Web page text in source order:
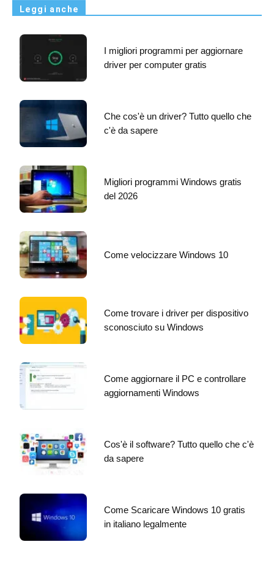
Leggi anche
I migliori programmi per aggiornare
driver per computer gratis
Che cos'è un driver? Tutto quello che
c'è da sapere
Migliori programmi Windows gratis
del 2026
Come velocizzare Windows 10
Come trovare i driver per dispositivo
sconosciuto su Windows
Come aggiornare il PC e controllare
aggiornamenti Windows
Cos'è il software? Tutto quello che c'è
da sapere
Come Scaricare Windows 10 gratis
in italiano legalmente